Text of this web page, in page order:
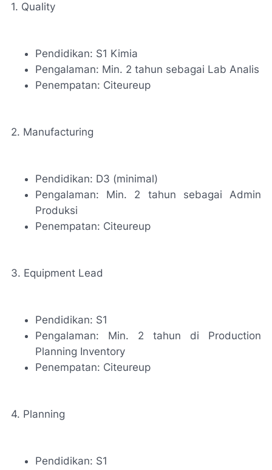
1. Quality
Pendidikan: S1 Kimia
Pengalaman: Min. 2 tahun sebagai Lab Analis
Penempatan: Citeureup
2. Manufacturing
Pendidikan: D3 (minimal)
Pengalaman: Min. 2 tahun sebagai Admin
Produksi
Penempatan: Citeureup
3. Equipment Lead
Pendidikan: S1
Pengalaman: Min. 2 tahun di Production
Planning Inventory
Penempatan: Citeureup
4. Planning
Pendidikan: S1